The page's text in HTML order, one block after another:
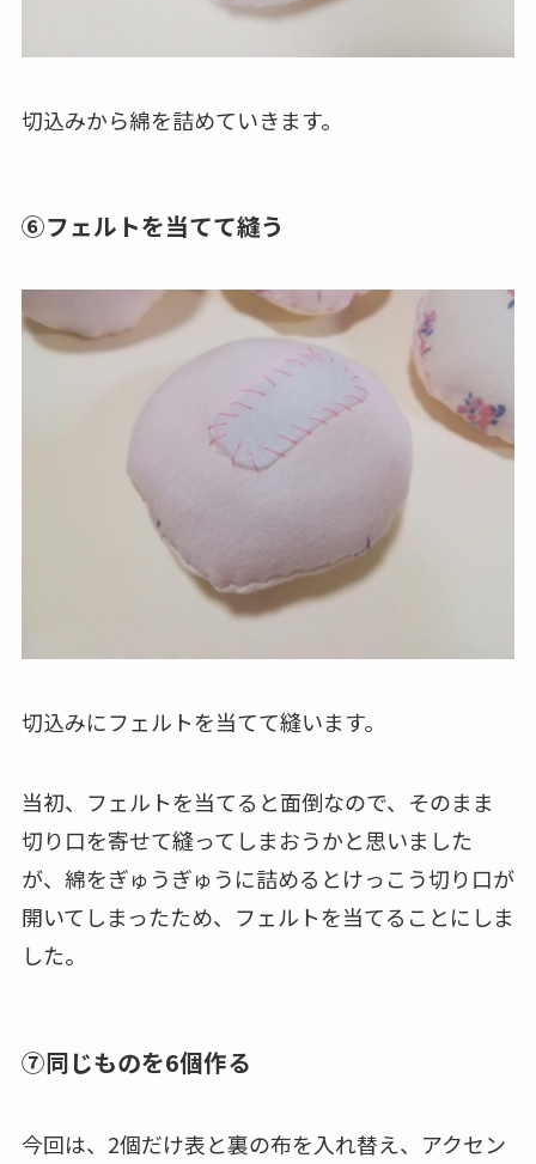
切込みから綿を詰めていきます。
⑥フェルトを当てて縫う
切込みにフェルトを当てて縫います。
当初、フェルトを当てると面倒なので、そのまま
切り口を寄せて縫ってしまおうかと思いました
が、綿をぎゅうぎゅうに詰めるとけっこう切り口が
開いてしまったため、フェルトを当てることにしま
した。
⑦同じものを6個作る
今回は、2個だけ表と裏の布を入れ替え、アクセン